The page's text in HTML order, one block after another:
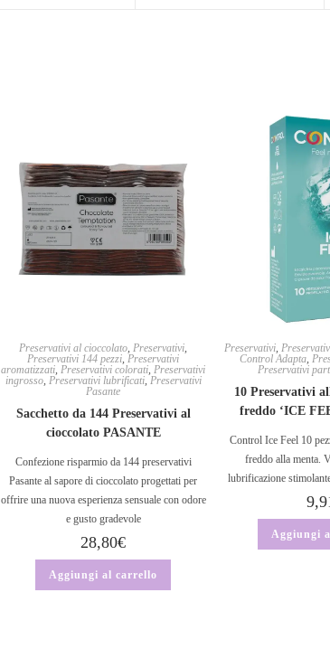
Preservativi al cioccolato,Preservativi,
Preservativi 144 pezzi,Preservativi
aromatizzati,Preservativi colorati,Preservativi
ingrosso, Preservativi lubrificati, Preservativi
Pasante
Sacchetto da 144 Preservativi al
cioccolato PASANTE
Confezione risparmio da 144 preservativi
Pasante al sapore di cioccolato progettati per
offrire una nuova esperienza sensuale con odore
e gusto gradevole
28,80€
Aggiungi al carrello
Preservativi,
Control Adapta,
Preservativi
10 Preservativi
freddo ‘ICE
Control Ice Feel 10
freddo alla menta.
lubrificazione
Aggiungi